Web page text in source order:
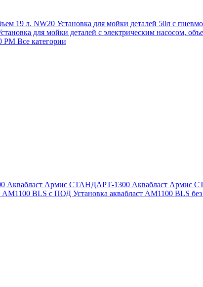
19 л. NW20 Установка для мойки деталей 50л с
для мойки деталей с электрическим насосом,
РМ Все категории
Аквабласт Армис СТАНДАРТ-1300 Аквабласт Армис
AM1100 BLS с ПОД Установка аквабласт AM1100 BLS